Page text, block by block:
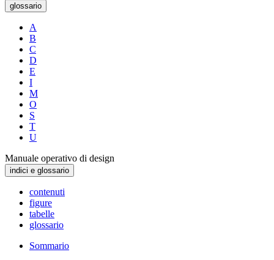
glossario
A
B
C
D
E
I
M
O
S
T
U
Manuale operativo di design
indici e glossario
contenuti
figure
tabelle
glossario
Sommario